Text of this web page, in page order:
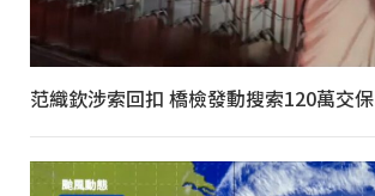
范織欽涉索回扣 橋檢發動搜索120萬交保